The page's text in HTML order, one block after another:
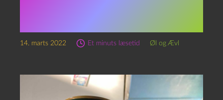
14. marts 2022 Et minuts læsetid Øl og Ævl